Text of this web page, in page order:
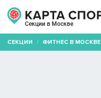
Секции в Москве
СЕКЦИИ / ФИТНЕС В МОСКВЕ